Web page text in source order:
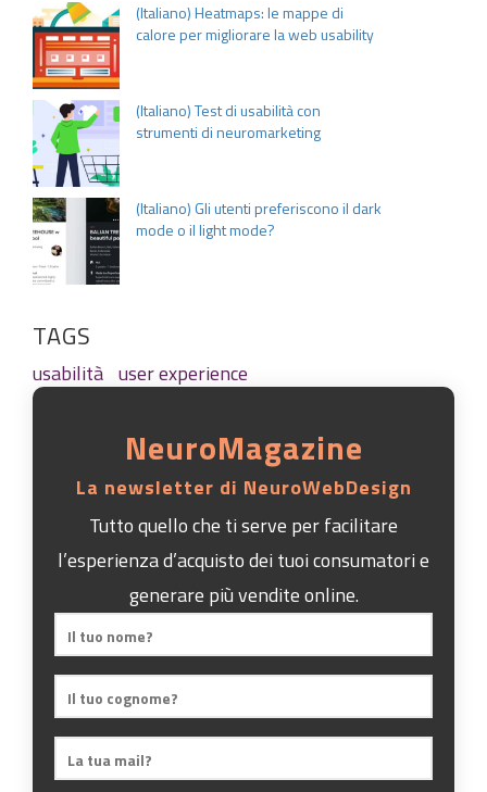
(Italiano) Heatmaps: le mappe di
calore per migliorare la web usability
(Italiano) Test di usabilità con
strumenti di neuromarketing
(Italiano) Gli utenti preferiscono il dark
mode o il light mode?
TAGS
usabilità user experience
NeuroMagazine
La newsletter di NeuroWebDesign
Tutto quello che ti serve per facilitare
l’esperienza d’acquisto dei tuoi consumatori e
generare più vendite online.